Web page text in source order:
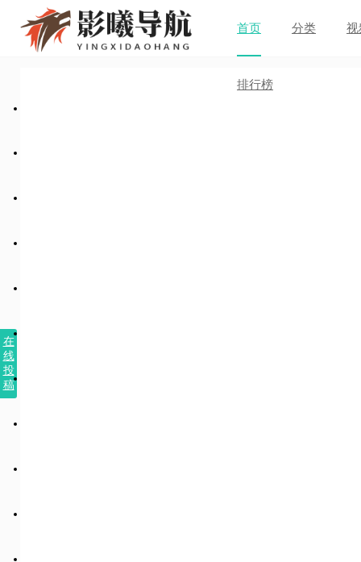
首页 分类 视
排行榜
在
线
投
稿